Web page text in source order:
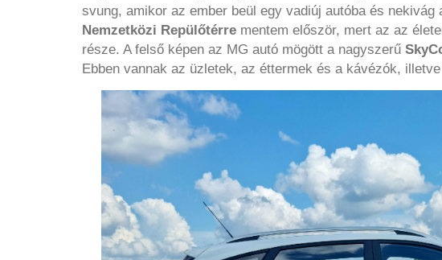
svung, amikor az ember beül egy vadiúj autóba és nekivág
Nemzetközi Repülőtérre mentem először, mert az az
része. A felső képen az MG autó mögött a nagyszerű
Ebben vannak az üzletek, az éttermek és a kávézók,